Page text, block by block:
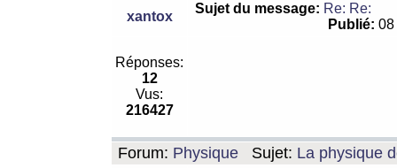
xantox
Sujet du message: Re: Re:
Publié:
Réponses:
12
Vus:
216427
Forum: Physique Sujet: La physique